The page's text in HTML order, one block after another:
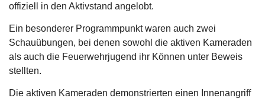
offiziell in den Aktivstand angelobt.
Ein besonderer Programmpunkt waren auch zwei
Schauübungen, bei denen sowohl die aktiven Kameraden
als auch die Feuerwehrjugend ihr Können unter Beweis
stellten.
Die aktiven Kameraden demonstrierten einen Innenangriff